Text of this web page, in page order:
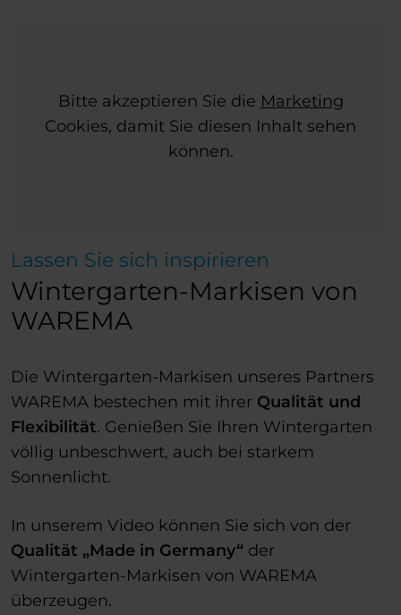
Bitte akzeptieren Sie die Marketing
Cookies, damit Sie diesen Inhalt sehen
können.
Lassen Sie sich inspirieren
Wintergarten-Markisen von
WAREMA
Die Wintergarten-Markisen unseres Partners
WAREMA bestechen mit ihrer Qualität und
Flexibilität. Genießen Sie Ihren Wintergarten
völlig unbeschwert, auch bei starkem
Sonnenlicht.
In unserem Video können Sie sich von der
Qualität „Made in Germany“ der
Wintergarten-Markisen von WAREMA
überzeugen.